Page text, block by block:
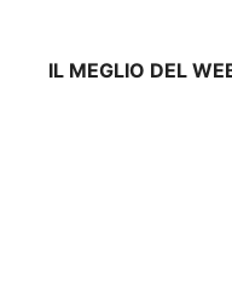
IL MEGLIO DEL